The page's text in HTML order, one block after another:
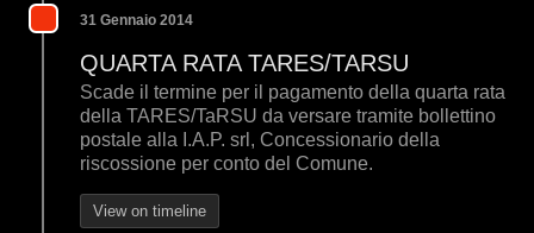
31 Gennaio 2014
QUARTA RATA TARES/TARSU
Scade il termine per il pagamento della quarta rata
della TARES/TaRSU da versare tramite bollettino
postale alla I.A.P. srl, Concessionario della
riscossione per conto del Comune.
View on timeline